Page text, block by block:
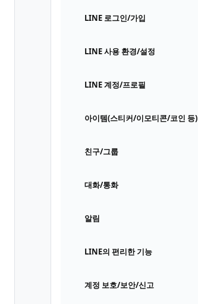
LINE 로그인/가입
LINE 사용 환경/설정
LINE 계정/프로필
아이템(스티커/이모티콘/코인 등)
친구/그룹
대화/통화
알림
LINE의 편리한 기능
계정 보호/보안/신고